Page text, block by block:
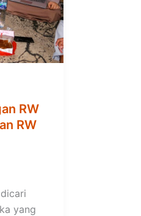
RW
RW
yang